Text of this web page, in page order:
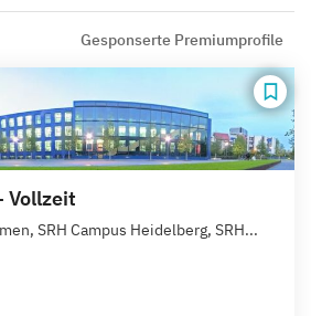
Gesponserte Premiumprofile
Vollzeit
SRH Campus Heidelberg, SRH...